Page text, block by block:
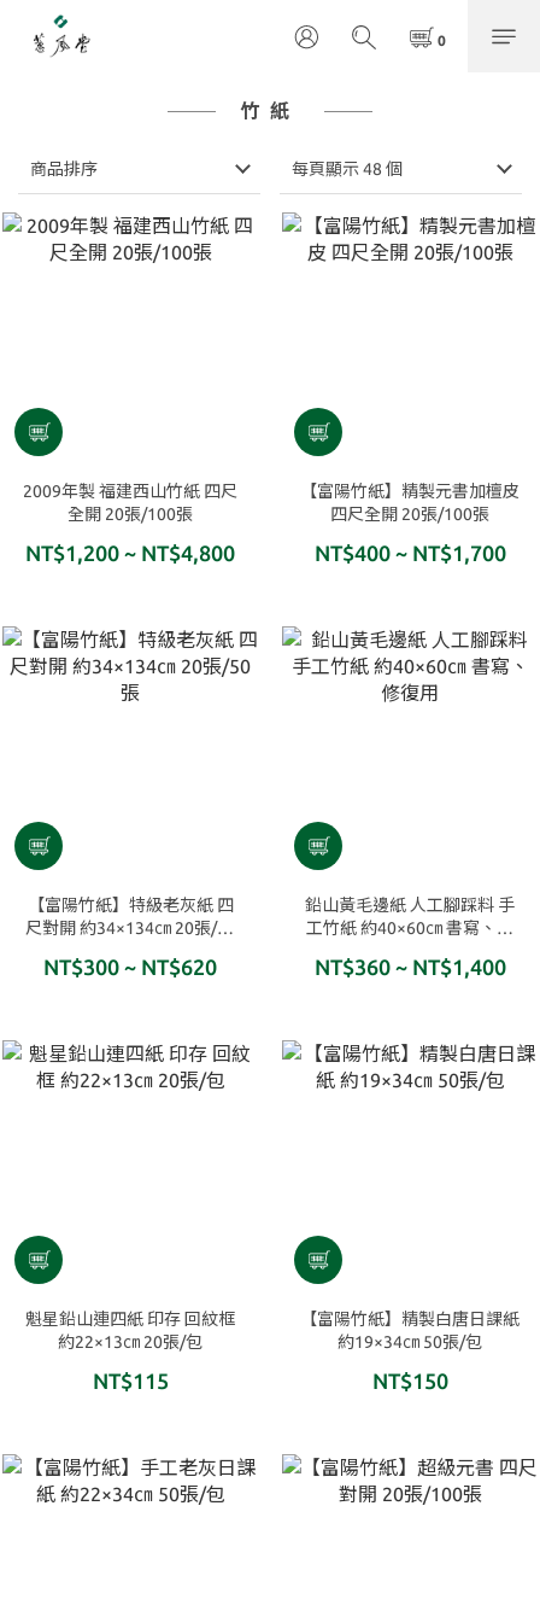
竹紙
商品排序 每頁顯示 48 個
2009年製 福建西山竹紙 四尺
全開 20張/100張
NT$1,200 ~ NT$4,800
【富陽竹紙】精製元書加檀皮
四尺全開 20張/100張
NT$400 ~ NT$1,700
【富陽竹紙】特級老灰紙 四
尺對開 約34×134㎝ 20張/50
NT$300 ~ NT$620
鉛山黃毛邊紙 人工腳踩料 手
工竹紙 約40×60㎝ 書寫、修
NT$360 ~ NT$1,400
魁星鉛山連四紙 印存 回紋框
約22×13㎝ 20張/包
NT$115
【富陽竹紙】精製白唐日課紙
約19×34㎝ 50張/包
NT$150